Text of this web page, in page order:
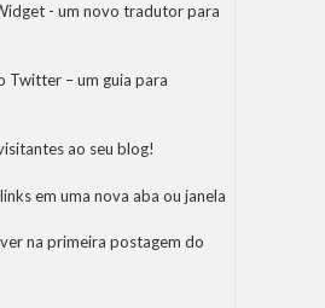
- um novo tradutor para
Twitter – um guia para
ao seu blog!
em uma nova aba ou janela
na primeira postagem do